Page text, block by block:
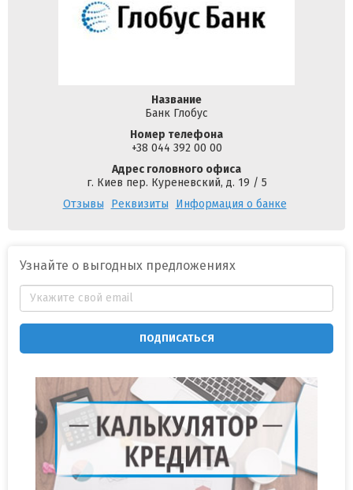
Название
Банк Глобус
Номер телефона
+38 044 392 00 00
Адрес головного офиса
г. Киев пер. Куреневский, д. 19 / 5
Отзывы
Реквизиты Информация о банке
Узнайте о выгодных предложениях
ПОДПИСАТЬСЯ